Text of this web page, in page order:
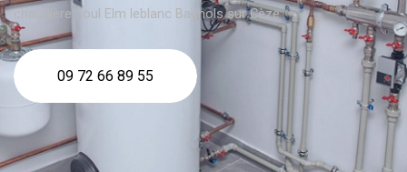
chaudière fioul Elm leblanc Bagnols sur Cèze
09 72 66 89 55